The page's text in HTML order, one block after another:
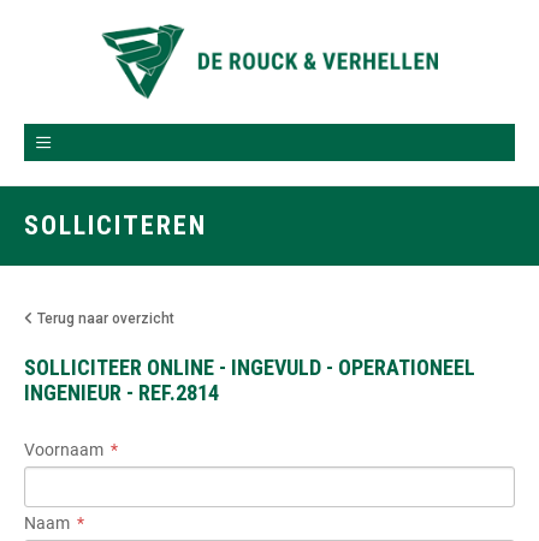
SOLLICITEREN
Terug naar overzicht
SOLLICITEER ONLINE - INGEVULD - OPERATIONEEL
INGENIEUR - REF.2814
Voornaam
Naam